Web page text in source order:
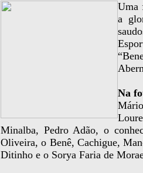
Uma
a
Na
Minalba, Pedro Adão, o
Oliveira, o Benê, Cachigue,
Ditinho e o Sorya Faria de